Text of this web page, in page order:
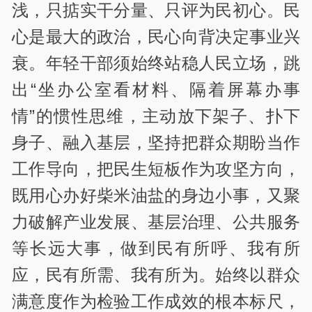
浅，只掂实干分量、只评为民初心。民
心是最大的政治，民心向背决定事业兴
衰。年轻干部须始终站稳人民立场，跳
出“坐办公室看材料、隔着屏幕办事
情”的惯性思维，主动放下架子、扑下
身子、融入基层，坚持把群众期盼当作
工作导向，把民生短板作为攻坚方向，
既用心办好柴米油盐的身边小事，又聚
力破解产业发展、基层治理、公共服务
等长远大事，做到民有所呼、我有所
应，民有所需、我有所为。始终以群众
满意度作为检验工作成效的根本标尺，